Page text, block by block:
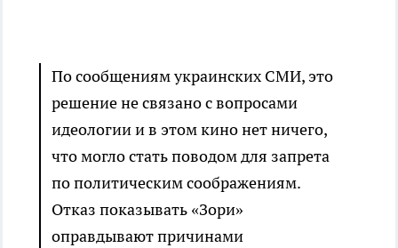
По сообщениям украинских СМИ, это
решение не связано с вопросами
идеологии и в этом кино нет ничего,
что могло стать поводом для запрета
по политическим соображениям.
Отказ показывать «Зори»
оправдывают причинами